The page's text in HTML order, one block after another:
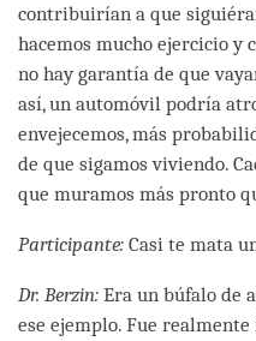
contribuirían a que
hacemos mucho ejercicio y
no hay garantía de que
así, un automóvil podría
envejecemos, más
de que sigamos viviendo.
que muramos más pronto
Participante: Casi te mata
Dr. Berzin: Era un búfalo de
ese ejemplo. Fue